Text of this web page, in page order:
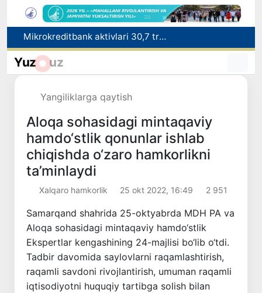
Malayziya Markaziy Osiyoda tibbiy turizm yoʻnalishi sifatidagi mavqeini mustahkamlamoqda
Polshadagi elchixona ko‘magida ona va bola Vatanga qaytarildi
Yuz uz
Yangiliklarga qaytish
Aloqa sohasidagi mintaqaviy
hamdo‘stlik qonunlar ishlab
chiqishda o‘zaro hamkorlikni
ta’minlaydi
Xalqaro hamkorlik 25 okt 2022, 16:49 2 951
Samarqand shahrida 25-oktyabrda MDH PA va
Aloqa sohasidagi mintaqaviy hamdo‘stlik
Ekspertlar kengashining 24-majlisi bo‘lib o‘tdi.
Tadbir davomida saylovlarni raqamlashtirish,
raqamli savdoni rivojlantirish, umuman raqamli
iqtisodiyotni huquqiy tartibga solish bilan